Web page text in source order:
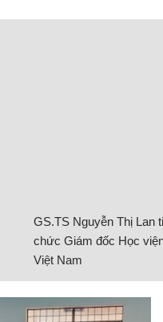
GS.TS Nguyễn Thị Lan
chức Giám đốc Học
Việt Nam